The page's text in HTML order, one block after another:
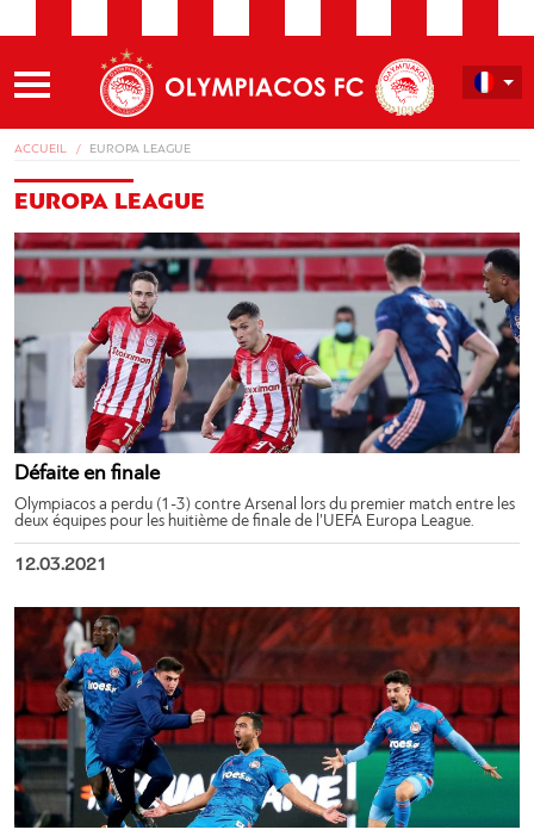
ACCUEIL EUROPA LEAGUE
EUROPA LEAGUE
Défaite en finale
Olympiacos a perdu (1-3) contre Arsenal lors du premier match entre les
deux équipes pour les huitième de finale de l’UEFA Europa League.
12.03.2021